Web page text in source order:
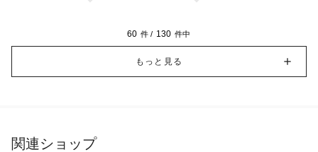
60 件 / 130 件中
もっと見る
関連ショップ